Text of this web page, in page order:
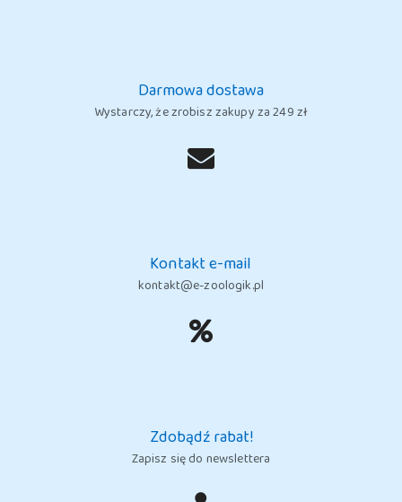
Darmowa dostawa
Wystarczy, że zrobisz zakupy za 249 zł
Kontakt e-mail
kontakt@e-zoologik.pl
Zdobądź rabat!
Zapisz się do newslettera